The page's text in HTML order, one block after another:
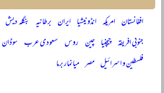
افغانستان امریکہ انڈونیشیا ایران برطانیہ بنگلہ دیش
جنوبی افریقہ چیچنیا چین روس سعودی عرب سوڈان
فلسطین و اسرائیل مصر میانمار برما